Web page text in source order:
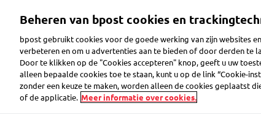
inhoud
Reclame maken Pakjes verzenden Post
Beheren van bpost cookies en
bpost gebruikt cookies voor de goede werking van zijn websites
verbeteren en om u advertenties aan te bieden of door derden te
Door te klikken op de "Cookies accepteren" knop, geeft u uw
alleen bepaalde cookies toe te staan, kunt u op de link “Cookie-
zonder een keuze te maken, worden alleen de cookies geplaatst
of de applicatie. Meer informatie over cookies.